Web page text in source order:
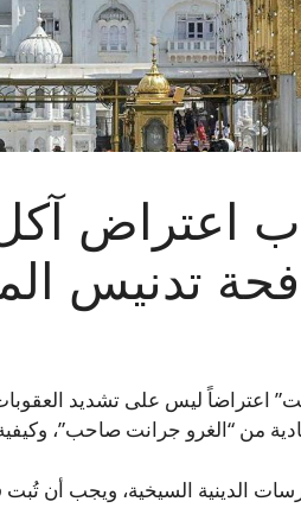
اعتراض
تدنيس
اعتراضاً ليس على تشديد
من “الغرو جرانت صاحب”، وكيفية
الدينية السيخية، ويجب أن تُبت